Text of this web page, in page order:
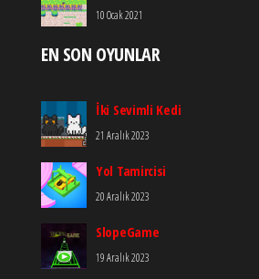
10 Ocak 2021
EN SON OYUNLAR
İki Sevimli Kedi
21 Aralık 2023
Yol Tamircisi
20 Aralık 2023
SlopeGame
19 Aralık 2023